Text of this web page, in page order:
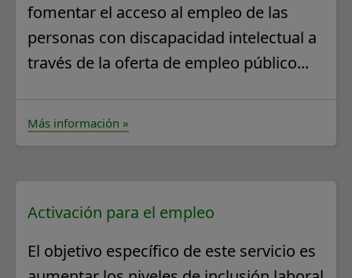
fomentar el acceso al empleo de las
personas con discapacidad intelectual a
través de la oferta de empleo público...
Más información »
Activación para el empleo
El objetivo específico de este servicio es